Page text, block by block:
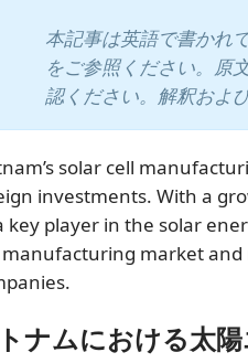
本記事は英語で書かれ
をご参照ください。原
認ください。解釈およ
solar cell
investments. With a
key player in the solar
manufacturing market
ナムにおける太